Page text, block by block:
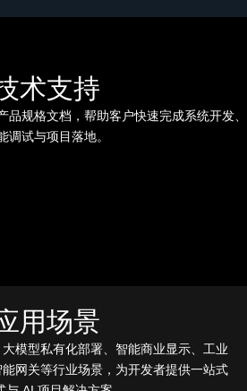
术支持
品规格文档，帮助客户快速完成系统开发、
调试与项目落地。
用场景
模型私有化部署、智能商业显示、工业
网关等行业场景，为开发者提供一站式